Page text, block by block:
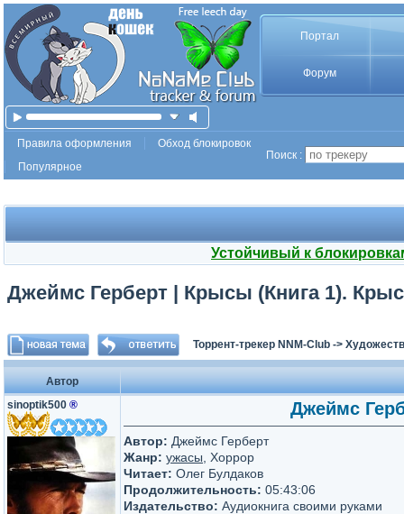
Портал
Форум
Правила оформления
Обход блокировок
Популярное
Поиск :
Устойчивый к
Джеймс Герберт | Крысы (Книга 1).
Торрент-трекер NNM-Club ->
Автор
sinoptik500 ® Джеймс
Автор: Джеймс Герберт
Жанр: ужасы , Хоррор
Читает: Олег Булдаков
Продолжительность: 05:43:06
Издательство: Аудиокнига своими руками